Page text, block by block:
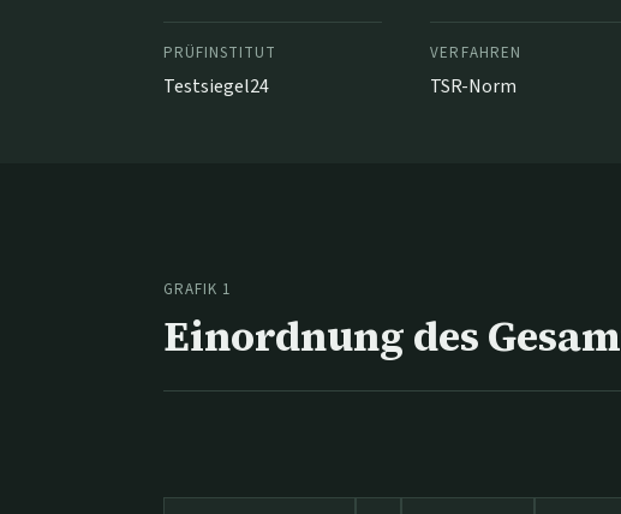
PRÜFINSTITUT
Testsiegel24
VERFAHREN
TSR-Norm
GRAFIK 1
Einordnung des